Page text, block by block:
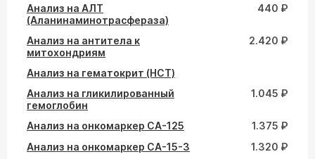
Анализ на АЛТ
(Аланинаминотрасфераза)
440 ₽
Анализ на антитела к
митохондриям
2.420 ₽
Анализ на гематокрит (HCT)
Анализ на гликилированный
гемоглобин
1.045 ₽
Анализ на онкомаркер СА-125
1.375 ₽
Анализ на онкомаркер СА-15-3
1.320 ₽